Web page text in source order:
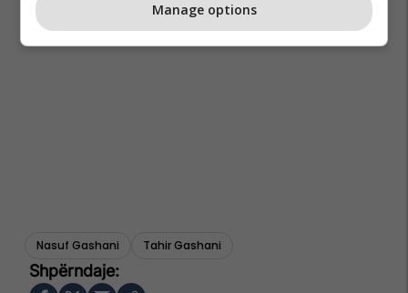
Nasuf Gashani Tahir Gashani
Manage options